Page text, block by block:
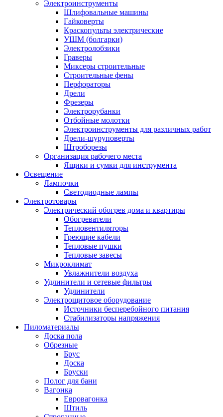
Электроинструменты
Шлифовальные машины
Гайковерты
Краскопульты электрические
УШМ (болгарки)
Электролобзики
Граверы
Миксеры строительные
Строительные фены
Перфораторы
Дрели
Фрезеры
Электрорубанки
Отбойные молотки
Электроинструменты для различных работ
Дрели-шуруповерты
Штроборезы
Организация рабочего места
Ящики и сумки для инструмента
Освещение
Лампочки
Светодиодные лампы
Электротовары
Электрический обогрев дома и квартиры
Обогреватели
Тепловентиляторы
Греющие кабели
Тепловые пушки
Тепловые завесы
Микроклимат
Увлажнители воздуха
Удлинители и сетевые фильтры
Удлинители
Электрощитовое оборудование
Источники бесперебойного питания
Стабилизаторы напряжения
Пиломатериалы
Доска пола
Обрезные
Брус
Доска
Бруски
Полог для бани
Вагонка
Евровагонка
Штиль